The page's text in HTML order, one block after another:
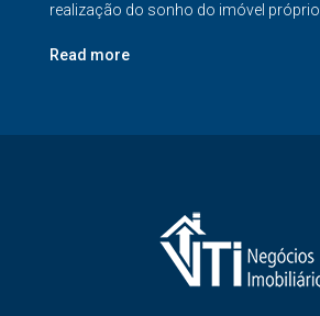
realização do sonho do imóvel próprio.
Read more